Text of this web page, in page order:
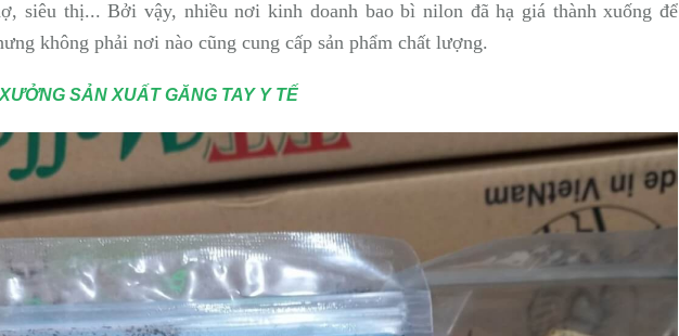
siêu thị... Bởi vậy, nhiều nơi kinh doanh bao bì nilon đã hạ giá thành xuống để
không phải nơi nào cũng cung cấp sản phẩm chất lượng.
XƯỞNG SẢN XUẤT GĂNG TAY Y TẾ